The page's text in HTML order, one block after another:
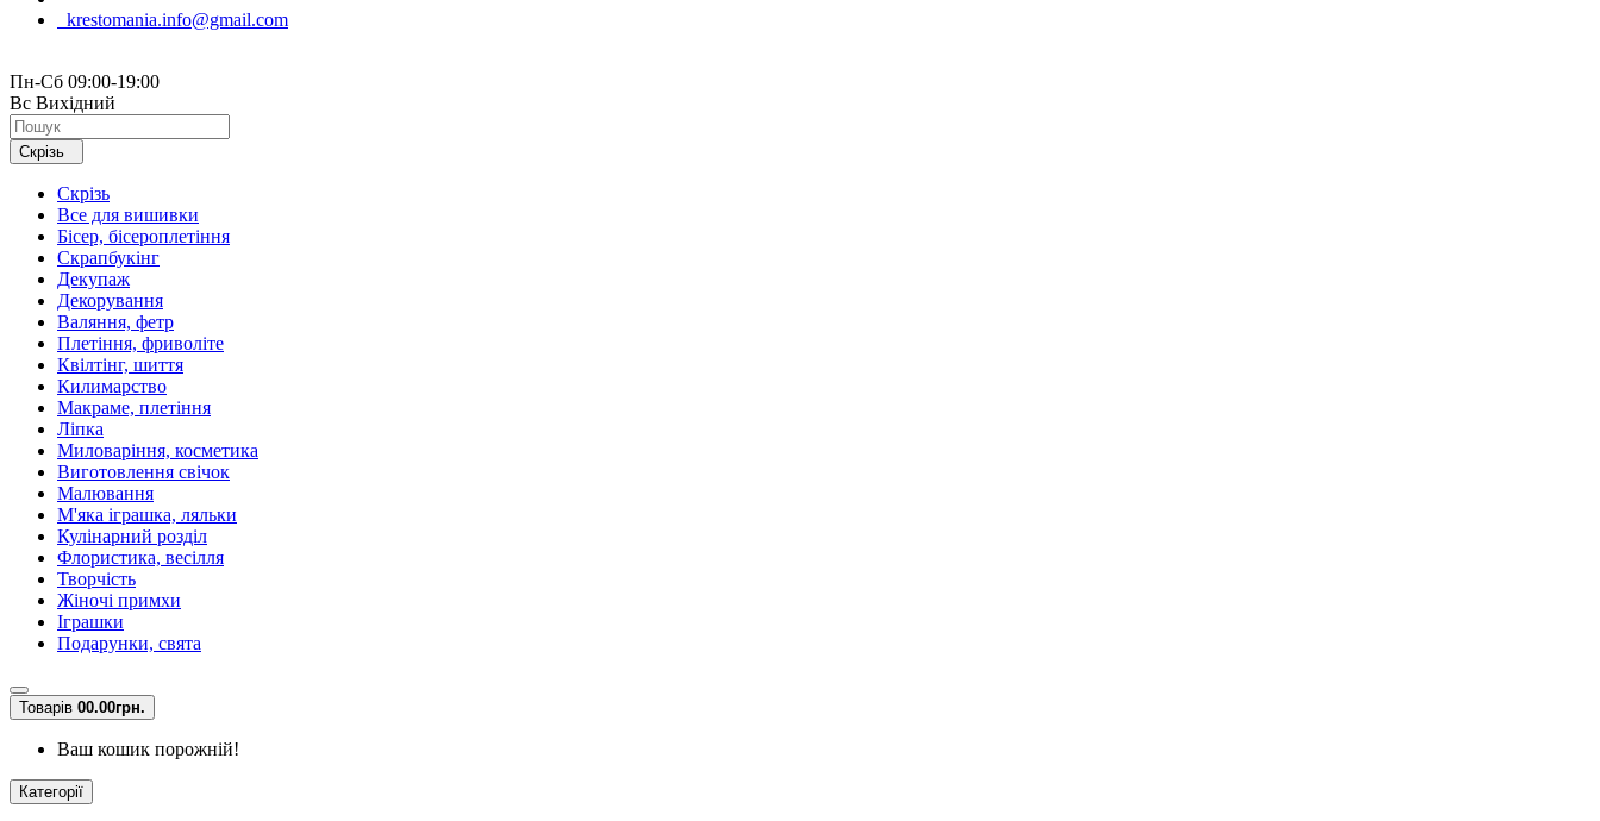
krestomania.info@gmail.com
Пн-Сб 09:00-19:00
Вс Вихідний
Скрізь
Скрізь
Все для вишивки
Бісер, бісероплетіння
Скрапбукінг
Декупаж
Декорування
Валяння, фетр
Плетіння, фриволіте
Квілтінг, шиття
Килимарство
Макраме, плетіння
Ліпка
Миловаріння, косметика
Виготовлення свічок
Малювання
М'яка іграшка, ляльки
Кулінарний розділ
Флористика, весілля
Творчість
Жіночі примхи
Іграшки
Подарунки, свята
Товарів 00.00грн.
Ваш кошик порожній!
Категорії